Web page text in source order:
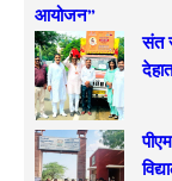
आयोजन”
संत